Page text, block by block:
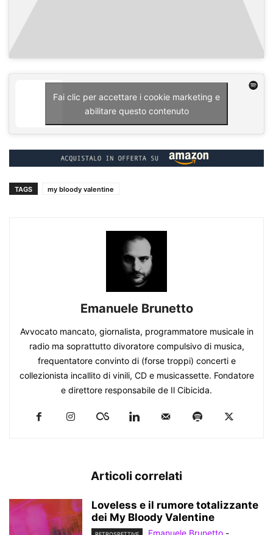
Fai clic per accettare i cookie marketing e
abilitare questo contenuto
TAGS my bloody valentine
Emanuele Brunetto
Avvocato mancato, giornalista, programmatore musicale in
radio ma soprattutto divoratore compulsivo di musica,
frequentatore convinto di (forse troppi) concerti e
collezionista incallito di vinili, CD e musicassette. Fondatore
e direttore responsabile de Il Cibicida.
Articoli correlati
Loveless e il rumore totalizzante
dei My Bloody Valentine
Emanuele Brunetto -